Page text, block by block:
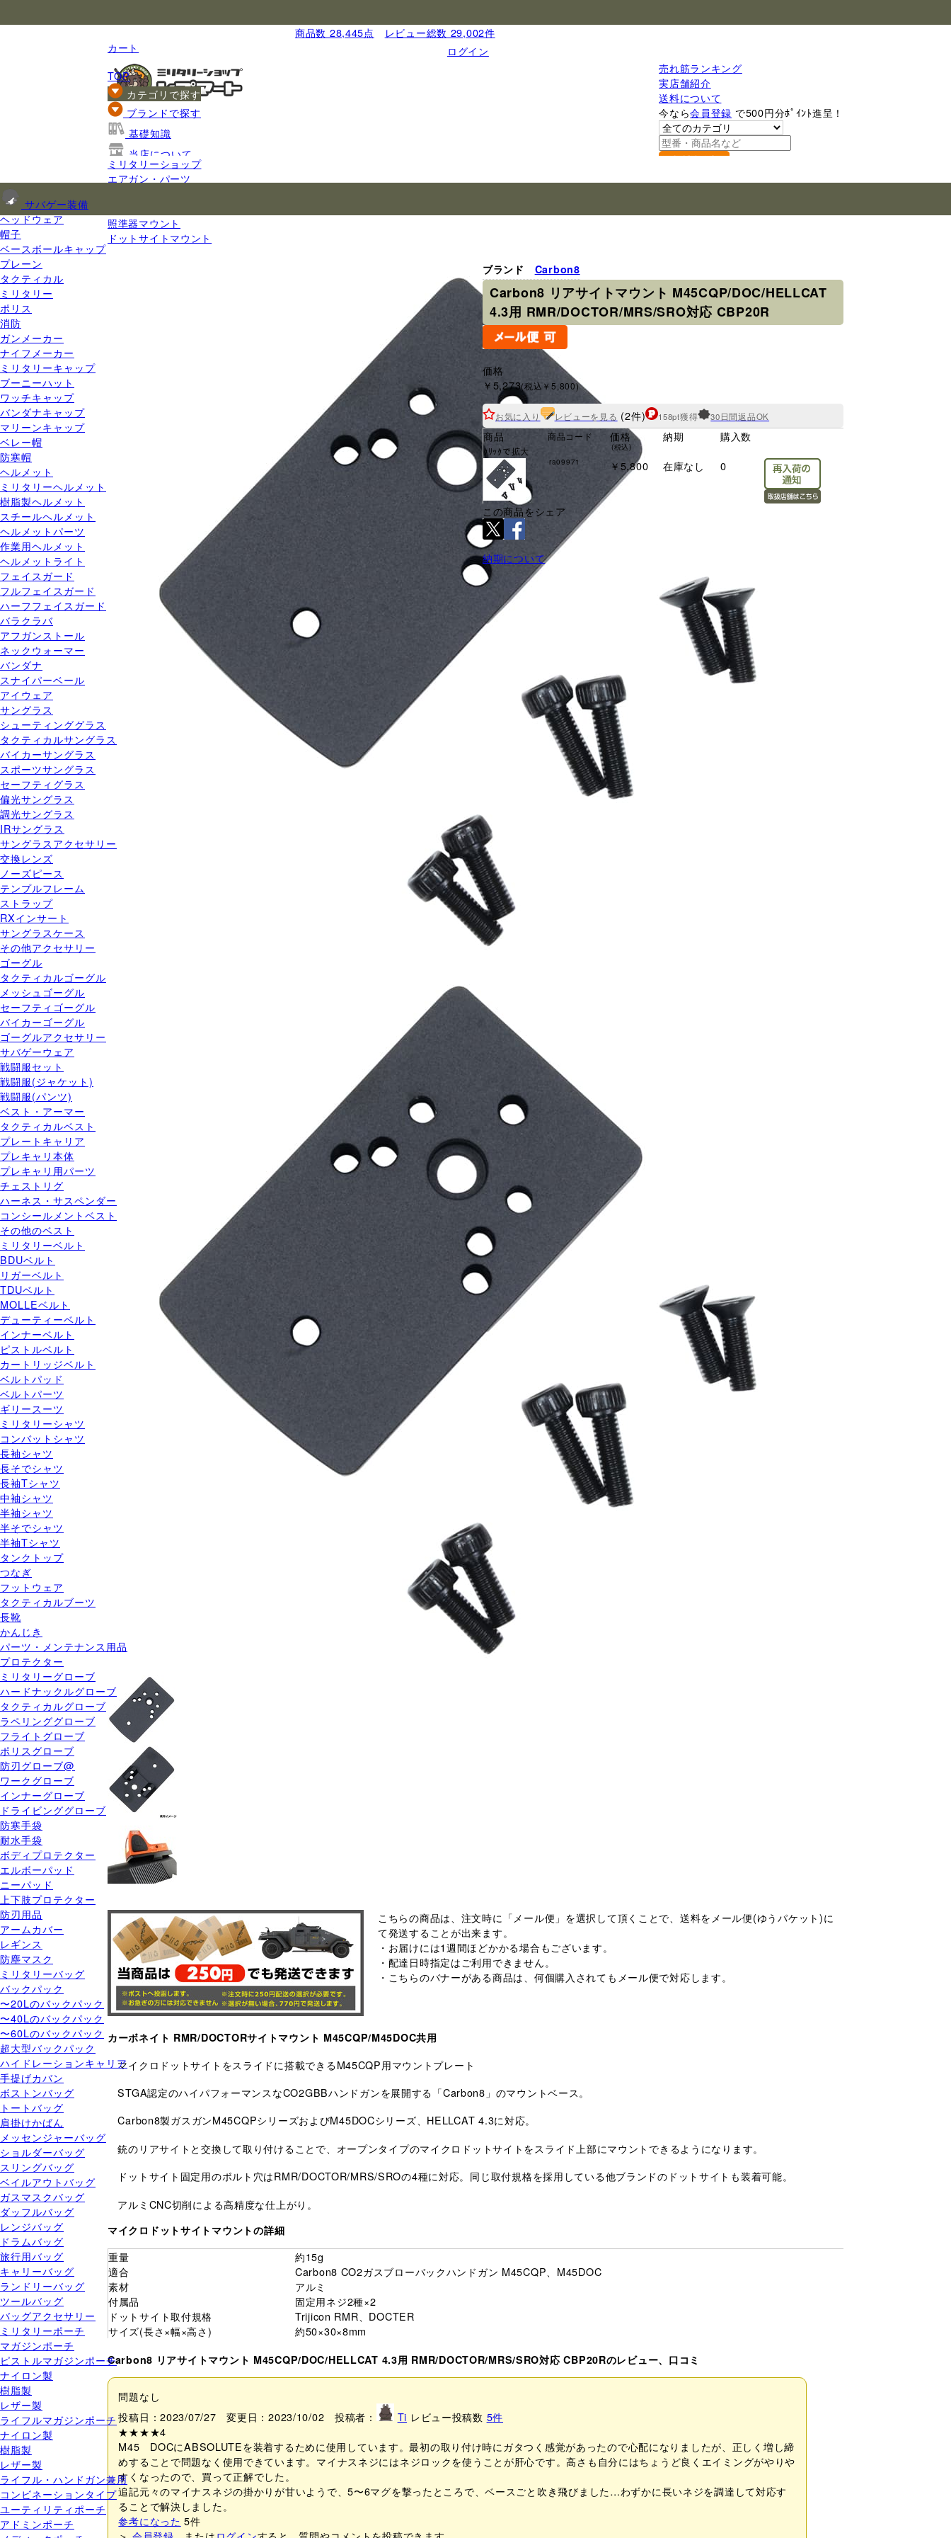
商品数 28,445点
レビュー総数 29,002件
ログイン
カート
売れ筋ランキング
実店舗紹介
送料について
今なら会員登録 で500円分ﾎﾟｲﾝﾄ進呈！
TOP
カテゴリで探す
サバゲー装備
ヘッドウェア
帽子
ベースボールキャップ
プレーン
タクティカル
ミリタリー
ポリス
消防
ガンメーカー
ナイフメーカー
ミリタリーキャップ
ブーニーハット
ワッチキャップ
バンダナキャップ
マリーンキャップ
ベレー帽
防寒帽
ヘルメット
ミリタリーヘルメット
樹脂製ヘルメット
スチールヘルメット
ヘルメットパーツ
作業用ヘルメット
ヘルメットライト
フェイスガード
フルフェイスガード
ハーフフェイスガード
バラクラバ
アフガンストール
ネックウォーマー
バンダナ
スナイパーベール
アイウェア
サングラス
シューティンググラス
タクティカルサングラス
バイカーサングラス
スポーツサングラス
セーフティグラス
偏光サングラス
調光サングラス
IRサングラス
サングラスアクセサリー
交換レンズ
ノーズピース
テンプルフレーム
ストラップ
RXインサート
サングラスケース
その他アクセサリー
ゴーグル
タクティカルゴーグル
メッシュゴーグル
セーフティゴーグル
バイカーゴーグル
ゴーグルアクセサリー
サバゲーウェア
戦闘服セット
戦闘服(ジャケット)
戦闘服(パンツ)
ベスト・アーマー
タクティカルベスト
プレートキャリア
プレキャリ本体
プレキャリ用パーツ
チェストリグ
ハーネス・サスペンダー
コンシールメントベスト
その他のベスト
ミリタリーベルト
BDUベルト
リガーベルト
TDUベルト
MOLLEベルト
デューティーベルト
インナーベルト
ピストルベルト
カートリッジベルト
ベルトパッド
ベルトパーツ
ギリースーツ
ミリタリーシャツ
コンバットシャツ
長袖シャツ
長そでシャツ
長袖Tシャツ
中袖シャツ
半袖シャツ
半そでシャツ
半袖Tシャツ
タンクトップ
つなぎ
フットウェア
タクティカルブーツ
長靴
かんじき
パーツ・メンテナンス用品
プロテクター
ミリタリーグローブ
ハードナックルグローブ
タクティカルグローブ
ラペリンググローブ
フライトグローブ
ポリスグローブ
防刃グローブ@
ワークグローブ
インナーグローブ
ドライビンググローブ
防寒手袋
耐水手袋
ボディプロテクター
エルボーパッド
ニーパッド
上下肢プロテクター
防刃用品
アームカバー
レギンス
防塵マスク
ミリタリーバッグ
バックパック
〜20Lのバックパック
〜40Lのバックパック
〜60Lのバックパック
超大型バックパック
ハイドレーションキャリア
手提げカバン
ボストンバッグ
トートバッグ
肩掛けかばん
メッセンジャーバッグ
ショルダーバッグ
スリングバッグ
ベイルアウトバッグ
ガスマスクバッグ
ダッフルバッグ
レンジバッグ
ドラムバッグ
旅行用バッグ
キャリーバッグ
ランドリーバッグ
ツールバッグ
バッグアクセサリー
ミリタリーポーチ
マガジンポーチ
ピストルマガジンポーチ
ナイロン製
樹脂製
レザー製
ライフルマガジンポーチ
ナイロン製
樹脂製
レザー製
ライフル・ハンドガン兼用
コンビネーションタイプ
ユーティリティポーチ
アドミンポーチ
ブランドで探す
基礎知識
当店について
ご利用ガイド
ミリタリーショップ
エアガン・パーツ
照準器マウント
ドットサイトマウント
ブランド Carbon8
Carbon8 リアサイトマウント M45CQP/DOC/HELLCAT
4.3用 RMR/DOCTOR/MRS/SRO対応 CBP20R
価格
￥5,273(税込￥5,800)
お気に入り レビューを見る (2件) 158pt獲得 30日間返品OK
商品
ｸﾘｯｸで拡大
商品コード 価格
(税込)
納期 購入数
ra09971 ￥5,800 在庫なし 0
この商品をシェア
納期について
こちらの商品は、注文時に「メール便」を選択して頂くことで、送料をメール便(ゆうパケット)に
て発送することが出来ます。
・お届けには1週間ほどかかる場合もございます。
・配達日時指定はご利用できません。
・こちらのバナーがある商品は、何個購入されてもメール便で対応します。
カーボネイト RMR/DOCTORサイトマウント M45CQP/M45DOC共用
マイクロドットサイトをスライドに搭載できるM45CQP用マウントプレート
STGA認定のハイパフォーマンスなCO2GBBハンドガンを展開する「Carbon8」のマウントベース。
Carbon8製ガスガンM45CQPシリーズおよびM45DOCシリーズ、HELLCAT 4.3に対応。
銃のリアサイトと交換して取り付けることで、オープンタイプのマイクロドットサイトをスライド上部にマウントできるようになります。
ドットサイト固定用のボルト穴はRMR/DOCTOR/MRS/SROの4種に対応。同じ取付規格を採用している他ブランドのドットサイトも装着可能。
アルミCNC切削による高精度な仕上がり。
マイクロドットサイトマウントの詳細
重量
約15g
適合
Carbon8 CO2ガスブローバックハンドガン M45CQP、M45DOC
素材
アルミ
付属品
固定用ネジ2種×2
ドットサイト取付規格
Trijicon RMR、DOCTER
サイズ(長さ×幅×高さ)
約50×30×8mm
Carbon8 リアサイトマウント M45CQP/DOC/HELLCAT 4.3用 RMR/DOCTOR/MRS/SRO対応 CBP20Rのレビュー、口コミ
問題なし
投稿日：2023/07/27 変更日：2023/10/02 投稿者：
Ti レビュー投稿数 5件
★★★★4
M45 DOCにABSOLUTEを装着するために使用しています。最初の取り付け時にガタつく感覚があったので心配になりましたが、正しく増し締
めすることで問題なく使用できています。マイナスネジにはネジロックを使うことが肝心です。高さも自分にはちょうど良くエイミングがやりや
すくなったので、買って正解でした。
追記元々のマイナスネジの掛かりが甘いようで、5〜6マグを撃ったところで、ベースごと吹き飛びました…わずかに長いネジを調達して対応す
ることで解決しました。
参考になった 5件